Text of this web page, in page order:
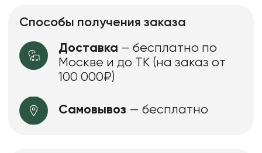
Способы получения заказа
Доставка – бесплатно по
Москве и до ТК (на заказ от
100 000₽)
Самовывоз — бесплатно